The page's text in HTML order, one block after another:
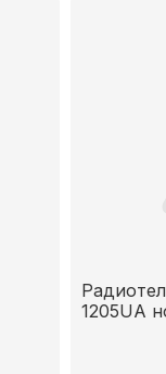
1205UA